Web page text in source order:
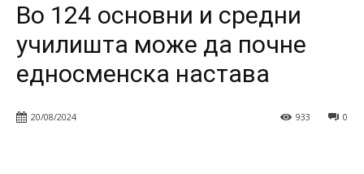
Во 124 основни и средни
училишта може да почне
едносменска настава
20/08/2024 0
933